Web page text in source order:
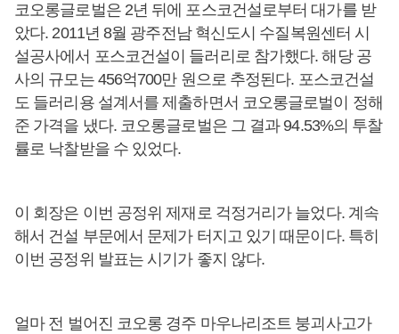
코오롱글로벌은 2년 뒤에 포스코건설로부터 대가를 받
았다. 2011년 8월 광주전남 혁신도시 수질복원센터 시
설공사에서 포스코건설이 들러리로 참가했다. 해당 공
사의 규모는 456억700만 원으로 추정된다. 포스코건설
도 들러리용 설계서를 제출하면서 코오롱글로벌이 정해
준 가격을 냈다. 코오롱글로벌은 그 결과 94.53%의 투찰
률로 낙찰받을 수 있었다.
이 회장은 이번 공정위 제재로 걱정거리가 늘었다. 계속
해서 건설 부문에서 문제가 터지고 있기 때문이다. 특히
이번 공정위 발표는 시기가 좋지 않다.
얼마 전 벌어진 코오롱 경주 마우나리조트 붕괴사고가